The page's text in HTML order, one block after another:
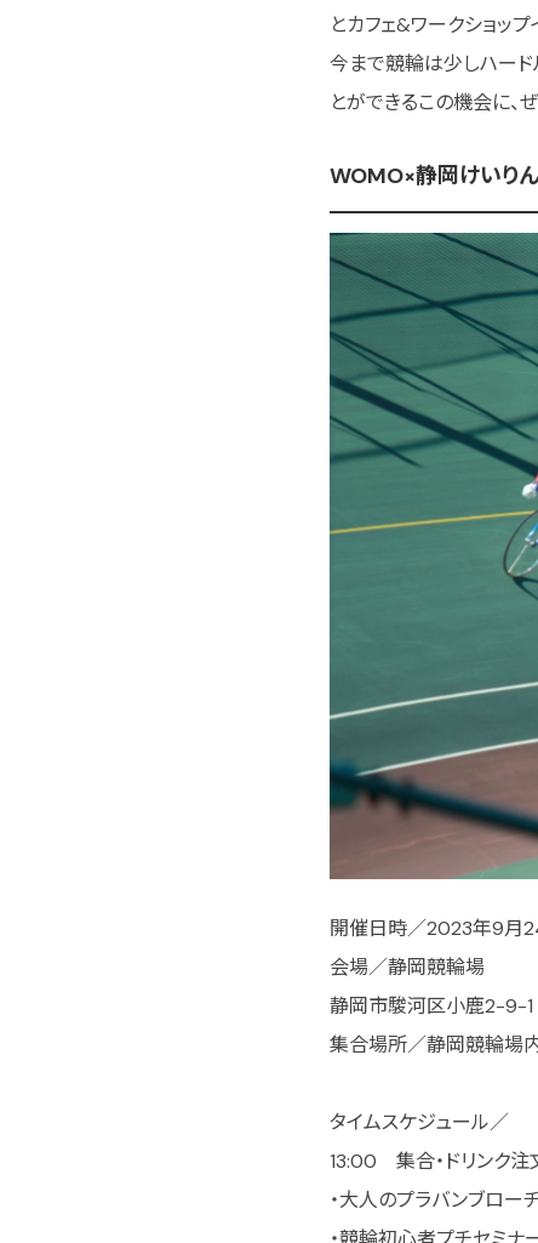
とカフェ&ワークショッ
今まで競輪は少しハード
とができるこの機会に、
WOMO×静岡けいり
開催日時／2023年9月
会場／静岡競輪場
静岡市駿河区小鹿2-9-1
集合場所／静岡競輪場内
タイムスケジュール／
13:00 集合・ドリンク注
・大人のプラバンブロー